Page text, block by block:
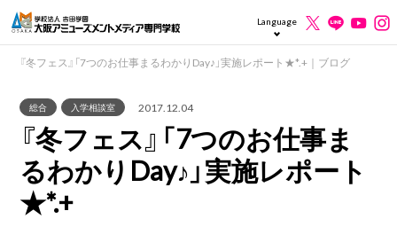
Language
『冬フェス』「7つのお仕事まるわかりDay♪」実施レポート★*.+｜ブログ
総合 入学相談室 2017.12.04
『冬フェス』「7つのお仕事ま
るわかりDay♪」実施レポート
★*.+